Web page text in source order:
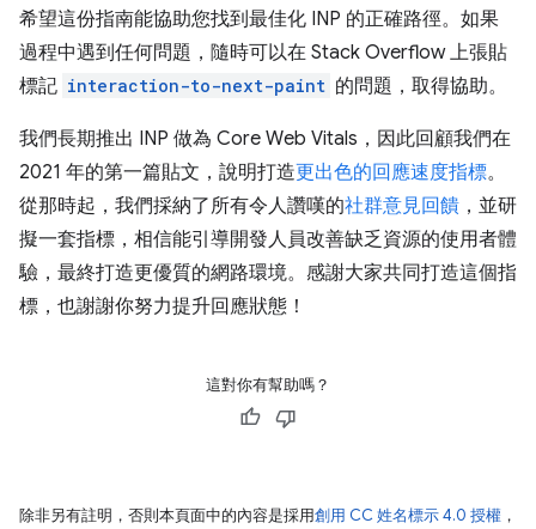
希望這份指南能協助您找到最佳化 INP 的正確路徑。如果
過程中遇到任何問題，隨時可以在 Stack Overflow 上張貼
標記 interaction-to-next-paint 的問題，取得協助。
我們長期推出 INP 做為 Core Web Vitals，因此回顧我們在
2021 年的第一篇貼文，說明打造更出色的回應速度指標。
從那時起，我們採納了所有令人讚嘆的社群意見回饋 ，並研
擬一套指標，相信能引導開發人員改善缺乏資源的使用者體
驗，最終打造更優質的網路環境。感謝大家共同打造這個指
標，也謝謝你努力提升回應狀態！
這對你有幫助嗎？
除非另有註明，否則本頁面中的內容是採用創用 CC 姓名標示 4.0 授權 ，